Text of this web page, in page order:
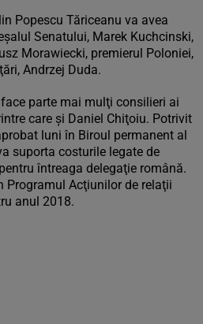
Popescu Tăriceanu va avea
Senatului, Marek Kuchcinski,
Morawiecki, premierul Poloniei,
Andrzej Duda.
parte mai mulţi consilieri ai
care și Daniel Chiţoiu. Potrivit
luni în Biroul permanent al
suporta costurile legate de
întreaga delegaţie română.
Programul Acţiunilor de relaţii
anul 2018.